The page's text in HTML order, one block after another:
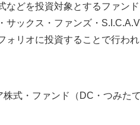
などを投資対象とするファン
サックス・ファンズ・
ォリオに投資することで行われ
式・ファンド（DC・つみた